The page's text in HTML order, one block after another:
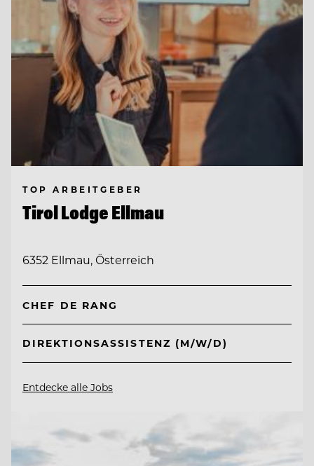
TOP ARBEITGEBER
Tirol Lodge Ellmau
6352 Ellmau, Österreich
CHEF DE RANG
DIREKTIONSASSISTENZ (M/W/D)
Entdecke alle Jobs